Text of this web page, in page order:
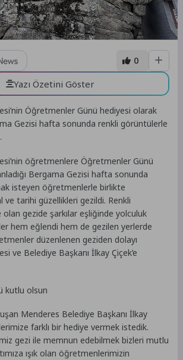
0
Yazı Özetini Göster
Öğretmenler Günü hediyesi olarak
Gezisi hafta sonunda renkli görüntülerle
öğretmenlere Öğretmenler Günü
Bergama Gezisi hafta sonunda
isteyen öğretmenlerle birlikte
ve tarihi güzellikleri gezildi. Renkli
gezide şarkılar eşliğinde yolculuk
hem eğlendi hem de gezilen yerlerde
düzenlenen geziden dolayı
ve Belediye Başkanı İlkay Çiçek’e
kutlu olsun
Menderes Belediye Başkanı İlkay
farklı bir hediye vermek istedik.
gezi ile memnun edebilmek bizleri mutlu
ışık olan öğretmenlerimizin